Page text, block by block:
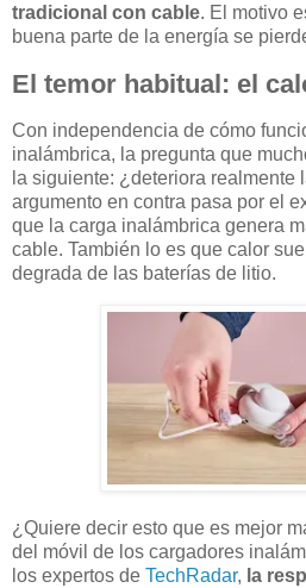
tradicional con cable. El motivo
buena parte de la energía se
El temor habitual: el
Con independencia de cómo
inalámbrica, la pregunta que
la siguiente: ¿deteriora realmente
argumento en contra pasa por el
que la carga inalámbrica genera
cable. También lo es que calor
degrada de las baterías de litio.
¿Quiere decir esto que es mejor
del móvil de los cargadores
los expertos de TechRadar, la